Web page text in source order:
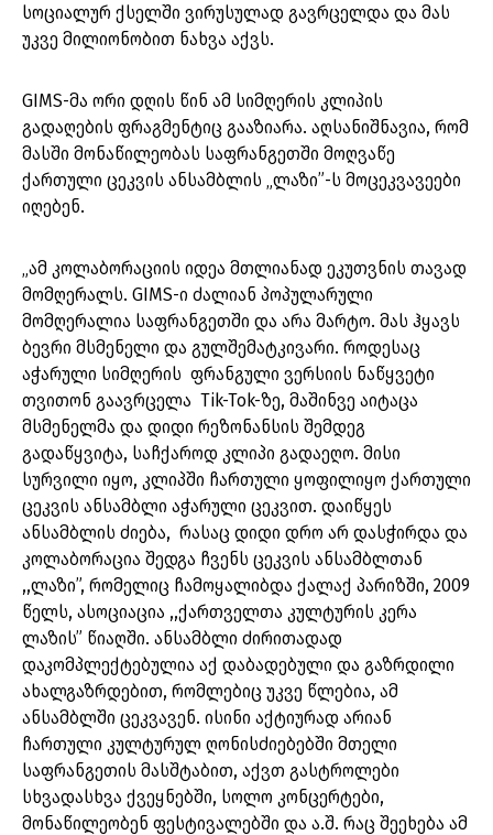
სოციალურ ქსელში ვირუსულად გავრცელდა და მას
უკვე მილიონობით ნახვა აქვს.
GIMS-მა ორი დღის წინ ამ სიმღერის კლიპის
გადაღების ფრაგმენტიც გააზიარა. აღსანიშნავია, რომ
მასში მონაწილეობას საფრანგეთში მოღვაწე
ქართული ცეკვის ანსამბლის „ლაზი”-ს მოცეკვავეები
იღებენ.
„ამ კოლაბორაციის იდეა მთლიანად ეკუთვნის თავად
მომღერალს. GIMS-ი ძალიან პოპულარული
მომღერალია საფრანგეთში და არა მარტო. მას ჰყავს
ბევრი მსმენელი და გულშემატკივარი. როდესაც
აჭარული სიმღერის ფრანგული ვერსიის ნაწყვეტი
თვითონ გაავრცელა Tik-Tok-ზე, მაშინვე აიტაცა
მსმენელმა და დიდი რეზონანსის შემდეგ
გადაწყვიტა, საჩქაროდ კლიპი გადაეღო. მისი
სურვილი იყო, კლიპში ჩართული ყოფილიყო ქართული
ცეკვის ანსამბლი აჭარული ცეკვით. დაიწყეს
ანსამბლის ძიება, რასაც დიდი დრო არ დასჭირდა და
კოლაბორაცია შედგა ჩვენს ცეკვის ანსამბლთან
,,ლაზი”, რომელიც ჩამოყალიბდა ქალაქ პარიზში, 2009
წელს, ასოციაცია ,,ქართველთა კულტურის კერა
ლაზის” წიაღში. ანსამბლი ძირითადად
დაკომპლექტებულია აქ დაბადებული და გაზრდილი
ახალგაზრდებით, რომლებიც უკვე წლებია, ამ
ანსამბლში ცეკვავენ. ისინი აქტიურად არიან
ჩართული კულტურულ ღონისძიებებში მთელი
საფრანგეთის მასშტაბით, აქვთ გასტროლები
სხვადასხვა ქვეყნებში, სოლო კონცერტები,
მონაწილეობენ ფესტივალებში და ა.შ. რაც შეეხება ამ